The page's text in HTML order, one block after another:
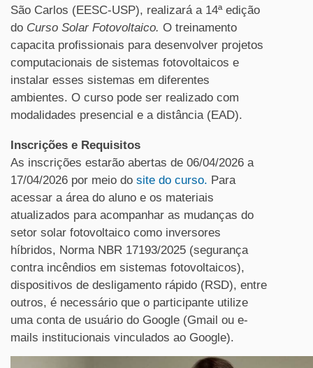
São Carlos (EESC-USP), realizará a 14ª edição
do Curso Solar Fotovoltaico. O treinamento
capacita profissionais para desenvolver projetos
computacionais de sistemas fotovoltaicos e
instalar esses sistemas em diferentes
ambientes. O curso pode ser realizado com
modalidades presencial e a distância (EAD).
Inscrições e Requisitos
As inscrições estarão abertas de 06/04/2026 a
17/04/2026 por meio do site do curso. Para
acessar a área do aluno e os materiais
atualizados para acompanhar as mudanças do
setor solar fotovoltaico como inversores
híbridos, Norma NBR 17193/2025 (segurança
contra incêndios em sistemas fotovoltaicos),
dispositivos de desligamento rápido (RSD), entre
outros, é necessário que o participante utilize
uma conta de usuário do Google (Gmail ou e-
mails institucionais vinculados ao Google).